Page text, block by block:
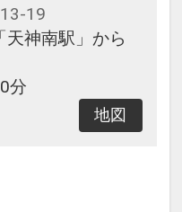
19
天神南駅」から
分
地図